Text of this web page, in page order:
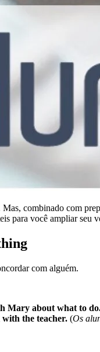
Mas, combinado com
para você ampliar seu
com alguém.
Mary about what to
the teacher. (Os